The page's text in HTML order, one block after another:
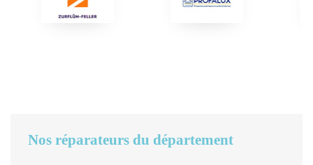
Nos réparateurs du département